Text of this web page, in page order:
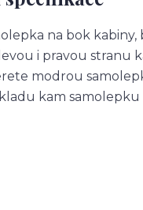
na bok
i pravou stranu
modrou
kam samolepku